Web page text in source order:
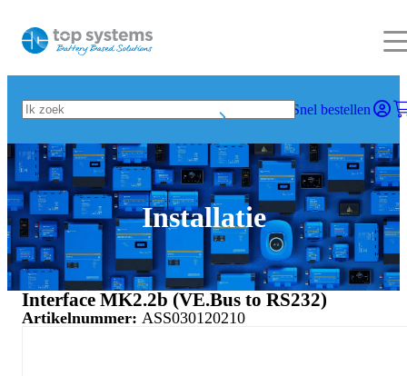
Snel bestellen
Installatie
Interface MK2.2b (VE.Bus to RS232)
Artikelnummer: ASS030120210